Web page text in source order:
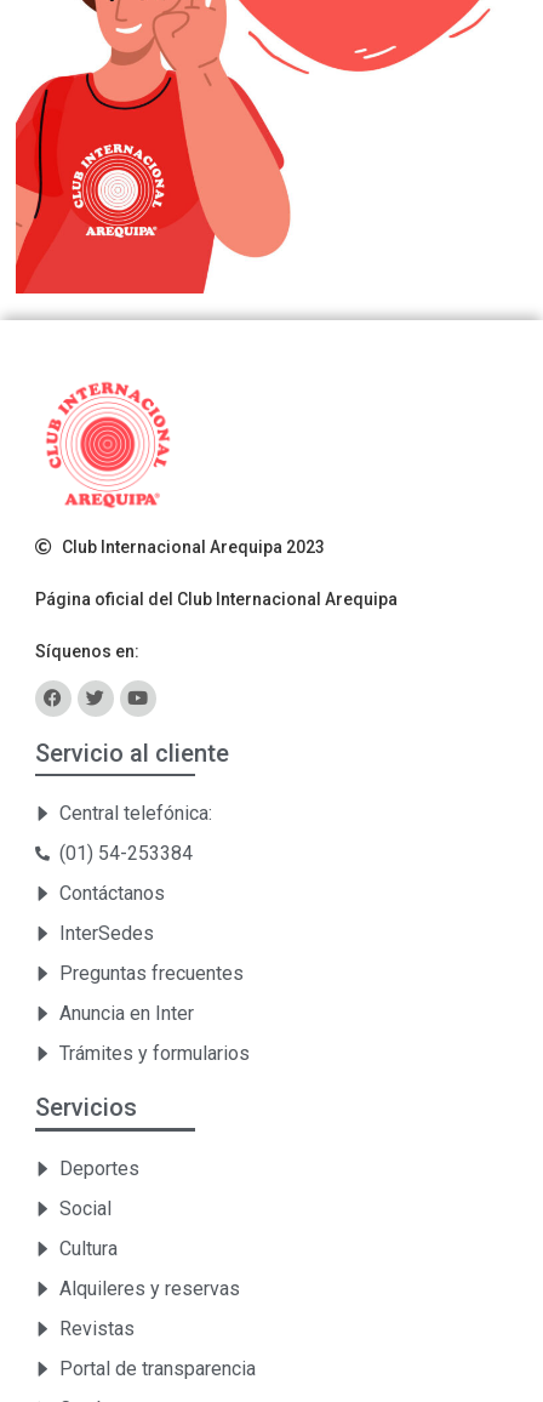
Club Internacional Arequipa 2023
Página oficial del Club Internacional Arequipa
Síquenos en:
Servicio al cliente
Central telefónica:
(01) 54-253384
Contáctanos
InterSedes
Preguntas frecuentes
Anuncia en Inter
Trámites y formularios
Servicios
Deportes
Social
Cultura
Alquileres y reservas
Revistas
Portal de transparencia